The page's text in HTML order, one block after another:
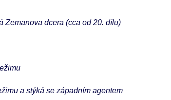
Zemanova dcera (cca od 20. dílu)
a stýká se západním agentem